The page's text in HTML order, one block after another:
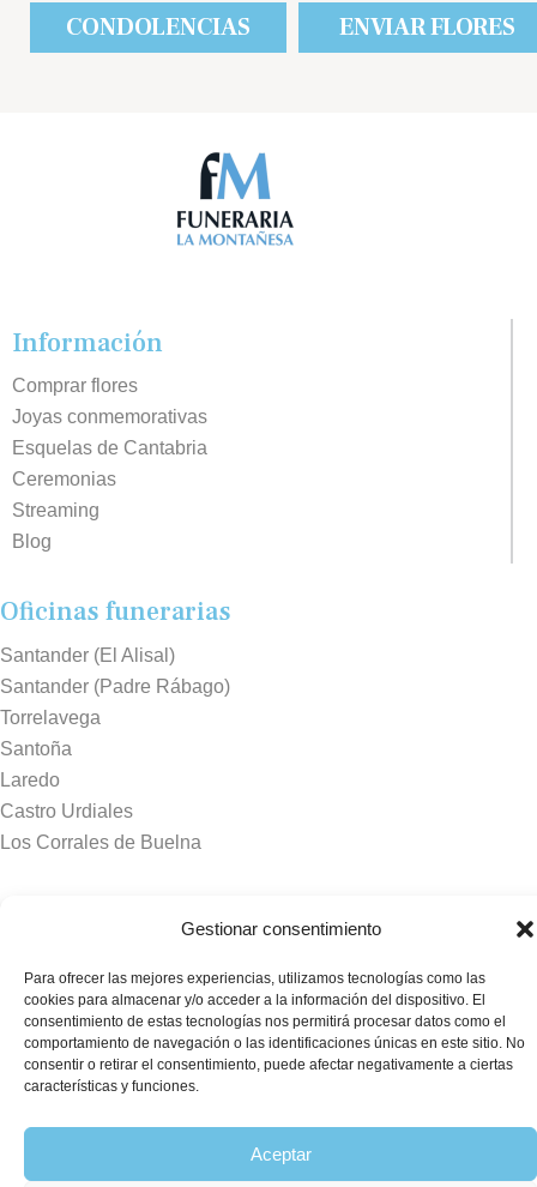
Gestionar consentimiento
Para ofrecer las mejores experiencias, utilizamos tecnologías como las
cookies para almacenar y/o acceder a la información del dispositivo. El
consentimiento de estas tecnologías nos permitirá procesar datos como el
comportamiento de navegación o las identificaciones únicas en este sitio. No
consentir o retirar el consentimiento, puede afectar negativamente a ciertas
características y funciones.
Aceptar
CONDOLENCIAS ENVIAR FLORES
Información
Comprar flores
Joyas conmemorativas
Esquelas de Cantabria
Ceremonias
Streaming
Blog
Oficinas funerarias
Santander (El Alisal)
Santander (Padre Rábago)
Torrelavega
Santoña
Laredo
Castro Urdiales
Los Corrales de Buelna
Sierrallana
Real Valle de Cayón
Laredo
Puente Viesgo